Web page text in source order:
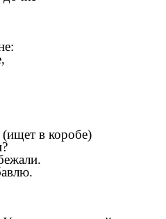
(ищет в коробе)